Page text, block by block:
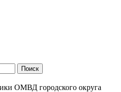
ОМВД городского округа